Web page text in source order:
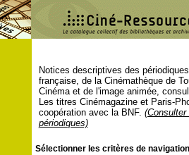
Notices descriptives des
française, de la Cinémathèque de
Cinéma et de l'image animée,
Les titres Cinémagazine et Paris-
coopération avec la BNF.
périodiques)
Sélectionner les critères de